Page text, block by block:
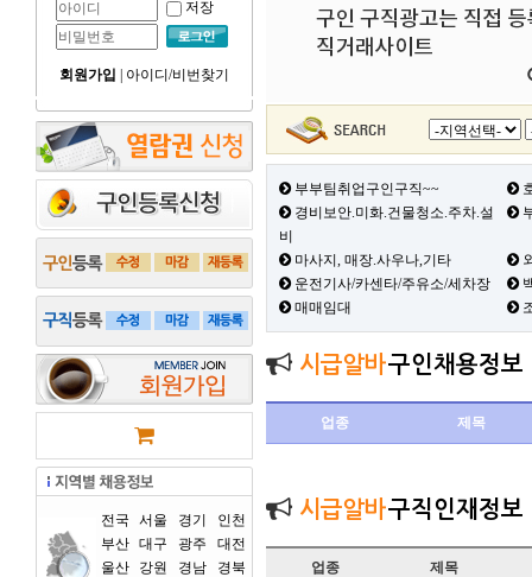
저장
회원가입 아이디/비번찾기
전국 서울 경기
인천
부산 대구 광주
대전
울산
강원 경남
경북
부부팀취업구인구직~~
경비보안.미화.건물청소.주차.설
비
마사지, 매장.사우나,기타
운전기사/카센타/주유소/세차장
매매임대
시급알바구인채용정보
업종 제목
시급알바구직인재정보
업종 제목